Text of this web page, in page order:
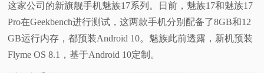
快
讯
这家公司的新旗舰手机魅族17系列。日前，魅族17和魅族17
Pro在Geekbench进行测试，这两款手机分别配备了8GB和12
GB运行内存，都预装Android 10。魅族此前透露，新机预装
Flyme OS 8.1，基于Android 10定制。